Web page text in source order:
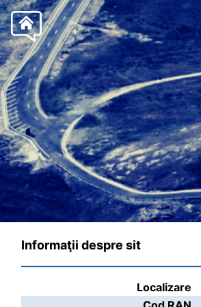
Informaţii despre sit
Localizare